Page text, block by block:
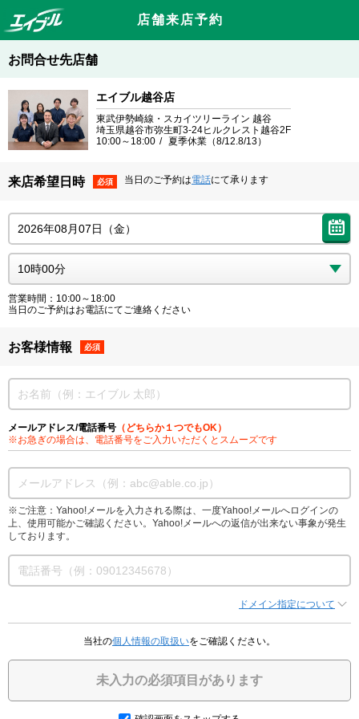
店舗来店予約
お問合せ先店舗
エイブル越谷店
東武伊勢崎線・スカイツリーライン 越谷
埼玉県越谷市弥生町3-24ヒルクレスト越谷2F
10:00～18:00
夏季休業（8/12.8/13）
来店希望日時 必須 当日のご予約は電話にて承ります
営業時間：10:00～18:00
当日のご予約はお電話にてご連絡ください
お客様情報 必須
メールアドレス/電話番号 （どちらか１つでもOK）
※お急ぎの場合は、電話番号をご入力いただくとスムーズです
※ご注意：Yahoo!メールを入力される際は、一度Yahoo!メールへログインの
上、使用可能かご確認ください。Yahoo!メールへの返信が出来ない事象が発生
しております。
ドメイン指定について
当社の個人情報の取扱いをご確認ください。
未入力の必須項目があります